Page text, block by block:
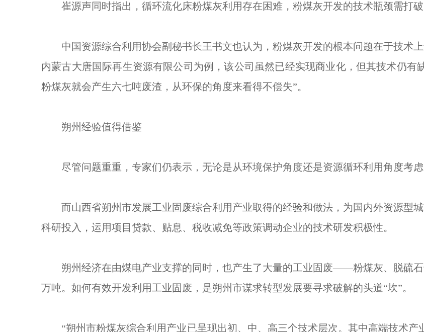
崔源声同时指出，循环流化床粉煤灰利用存在困难，粉煤灰开发的技术瓶颈需打破
中国资源综合利用协会副秘书长王书文也认为，粉煤灰开发的根本问题在于技术
内蒙古大唐国际再生资源有限公司为例，该公司虽然已经实现商业化，但其技术仍有
粉煤灰就会产生六七吨废渣，从环保的角度来看得不偿失”。
朔州经验值得借鉴
尽管问题重重，专家们仍表示，无论是从环境保护角度还是资源循环利用角度考虑
而山西省朔州市发展工业固废综合利用产业取得的经验和做法，为国内外资源型
科研投入，运用项目贷款、贴息、税收减免等政策调动企业的技术研发积极性。
朔州经济在由煤电产业支撑的同时，也产生了大量的工业固废——粉煤灰、脱硫石
万吨。如何有效开发利用工业固废，是朔州市谋求转型发展要寻求破解的头道“坎”。
“朔州市粉煤灰综合利用产业已呈现出初、中、高三个技术层次。其中高端技术产